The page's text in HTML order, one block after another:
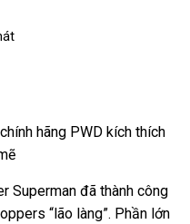
Superman lớn
đã thành công
“lão làng”nơi
. Phần lớn